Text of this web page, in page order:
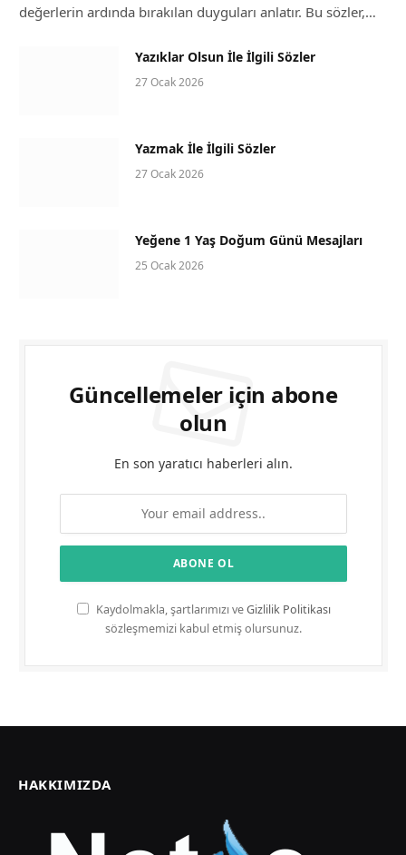
değerlerin ardında bırakılan duyguları anlatır. Bu sözler,…
Yazıklar Olsun İle İlgili Sözler
27 Ocak 2026
Yazmak İle İlgili Sözler
27 Ocak 2026
Yeğene 1 Yaş Doğum Günü Mesajları
25 Ocak 2026
Güncellemeler için abone
olun
En son yaratıcı haberleri alın.
Kaydolmakla, şartlarımızı veGizlilik Politikası
sözleşmemizi kabul etmiş olursunuz.
HAKKIMIZDA